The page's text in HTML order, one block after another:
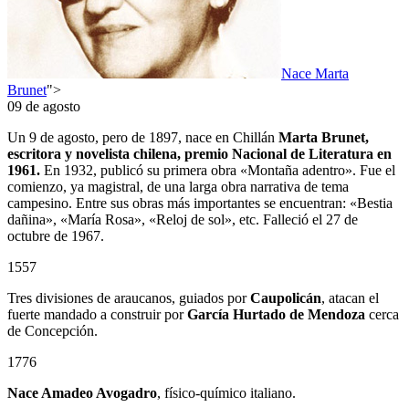
Nace Marta
Brunet">
09 de agosto
Un 9 de agosto, pero de 1897, nace en Chillán Marta Brunet,
escritora y novelista chilena, premio Nacional de Literatura en
1961. En 1932, publicó su primera obra «Montaña adentro». Fue el
comienzo, ya magistral, de una larga obra narrativa de tema
campesino. Entre sus obras más importantes se encuentran: «Bestia
dañina», «María Rosa», «Reloj de sol», etc. Falleció el 27 de
octubre de 1967.
1557
Tres divisiones de araucanos, guiados porCaupolicán, atacan el
fuerte mandado a construir porGarcía Hurtado de Mendoza cerca
de Concepción.
1776
Nace Amadeo Avogadro, físico-químico italiano.